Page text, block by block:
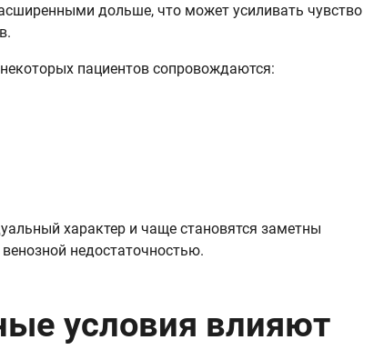
дольше, что может усиливать чувство
пациентов сопровождаются:
характер и чаще становятся заметны
недостаточностью.
условия влияют